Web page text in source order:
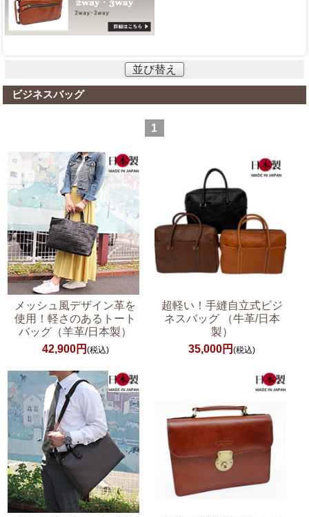
並び替え
ビジネスバッグ
1
メッシュ風デザイン革を
使用！軽さのあるトート
バッグ（羊革/日本製）
42,900円 (税込)
超軽い！手縫自立式ビジ
ネスバッグ （牛革/日本
製）
35,000円(税込)